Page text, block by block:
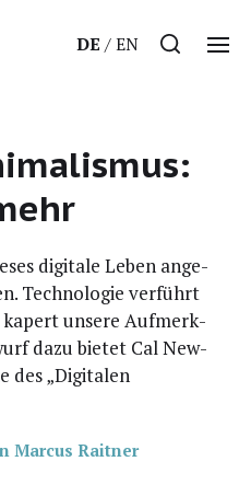
DE EN
digi­ta­le Leben ange­
Tech­no­lo­gie ver­führt
kapert unse­re Auf­merk­
dazu bie­tet Cal New­
des „Digi­ta­len
Marcus Raitner